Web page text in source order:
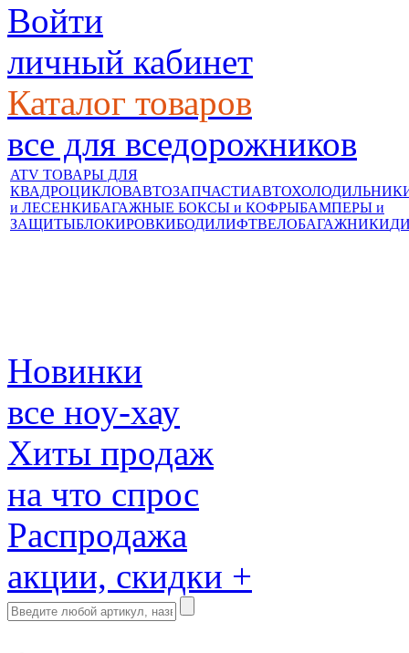
Войти
личный кабинет
Каталог товаров
все для вседорожников
ATV ТОВАРЫ ДЛЯ
КВАДРОЦИКЛОВАВТОЗАПЧАСТИ
и ЛЕСЕНКИБАГАЖНЫЕ БОКСЫ и КОФРЫБАМПЕРЫ и
ЗАЩИТЫБЛОКИРОВКИБОДИЛИФТВЕЛОБАГАЖНИКИ
Новинки
все ноу-хау
Хиты продаж
на что спрос
Распродажа
акции, скидки +